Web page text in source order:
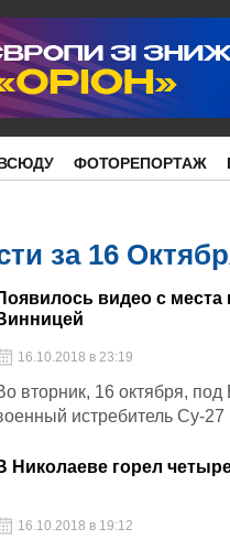
ФОТОРЕПОРТАЖ
за 16
видео с места
16.10.2018 в 23:19
вторник, 16 октября,
истребитель Су-27
Николаеве горел
16.10.2018 в 19:12